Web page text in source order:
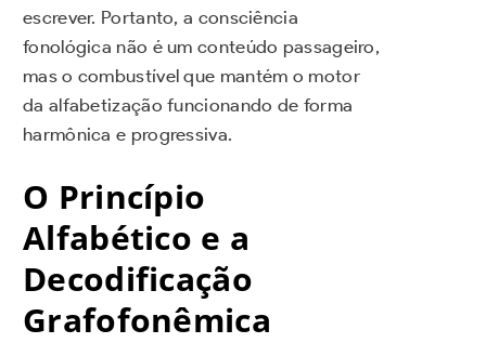
escrever. Portanto, a consciência
fonológica não é um conteúdo passageiro,
mas o combustível que mantém o motor
da alfabetização funcionando de forma
harmônica e progressiva.
O Princípio
Alfabético e a
Decodificação
Grafofonêmica